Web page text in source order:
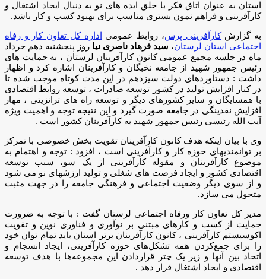
استان به عنوان اتاق فکر با خلق ایده های نو به دنبال ایجاد اشتغال و
کارآفرینی و فراهم نمون بستری مناسب برای بهبود کسب و کار باشد.
به گزارشکارآفرینی پرس، روابط عمومی اداره کل تعاون کار و رفاه
اجتماعی استان لرستان، سید فرهاد ناصری نیا روز پنجشنبه دهم خرداد
ماه در جلسه مجمع عمومی کانون کارآفرینان لرستان ، به حمایت های
رئیس جمهور شهید از جامعه نخبگان و کارآفرینان اشاره کرد و اظهار
داشت : دستاوردهای دولت سیزدهم در این مدت کوتاه موجب شده تا
در کنار افزایش تولید در کشور توسعه صادرات ، توسعه روابط اقتصادی
با همسایگان و سایر کشورهای دیگر و توسعه راه های ترانزیتی ، مهار
افزایش نقدینگی در جامعه صورت گیرد و این نتیجه توجه و اهمیت ویژه
آیت الله رئیسی رئیس جمهور شهید به کارآفرینان کشور است .
وی با بیان اینکه هدف کانون کارآفرینان تقویت بخش خصوصی با تمرکز
بر توانمندیهای حوزه کار و کارآفرینی است ، افزود : توجه و اهتمام به
موضوع کارآفرینان و مقوله کارآفرینی از یک سو، سبب توسعه
اقتصادی کشور و ایجاد فرصت های شغلی و تولید ارزشهای نو می شود
و از سوی دیگر وضعیت اجتماعی و فرهنگی جامعه را در جهت مثبت
متحول می سازد.
مدیر کل تعاون کار ورفاه اجتماعی لرستان گفت : با توجه به‌ ضرورت
حمایت از کسب‌ و کارهای مبتنی بر نوآوری و فناوری نوین و تقویت
اکوسیستم کارآفرینی ، کانون کارآفرینان برتر استان باید تمام توان خود
را برای جمع‌کردن همه تشکل‌های حوزه کارآفرینی، ایجاد انسجام و
اتحاد بین آنها و زیر یک چتر قراردادن این مجموعه‌ها با هدف توسعه
اقتصادی و ایجاد اشتغال قرار دهد .